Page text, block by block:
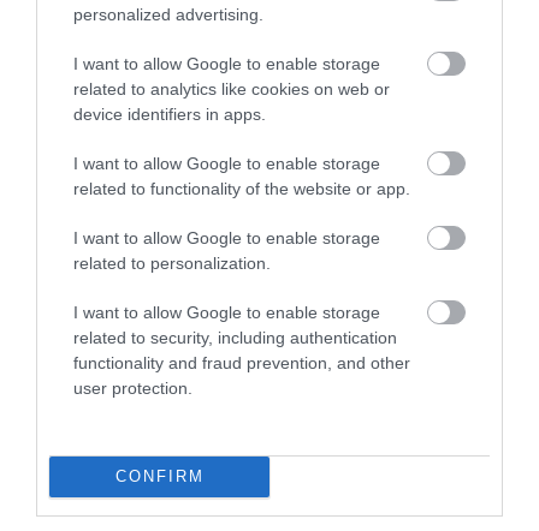
personalized advertising.
I want to allow Google to enable storage
related to analytics like cookies on web or
device identifiers in apps.
I want to allow Google to enable storage
related to functionality of the website or app.
I want to allow Google to enable storage
related to personalization.
I want to allow Google to enable storage
related to security, including authentication
functionality and fraud prevention, and other
user protection.
CONFIRM
Jeep: mi leszünk a világ legzöldebb SUV
márkája
Elektromos SUV invázióra készül a Jaguar